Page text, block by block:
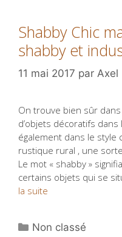
Shabby Chic
shabby et
11 mai 2017 par Axel
On trouve bien sûr
d’objets décoratifs
également dans le style
rustique rural , une
Le mot « shabby »
certains objets qui se
la suite
Catégories
Non classé